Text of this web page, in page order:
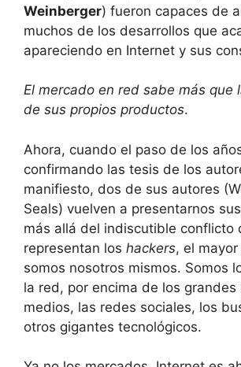
Weinberger) fueron capaces de
muchos de los desarrollos que
apareciendo en Internet y sus
El mercado en red sabe más que
de sus propios productos.
Ahora, cuando el paso de los
confirmando las tesis de los
manifiesto, dos de sus autores
Seals) vuelven a presentarnos
más allá del indiscutible conflicto
representan los hackers, el
somos nosotros mismos. Somos
la red, por encima de los grandes
medios, las redes sociales, los
otros gigantes tecnológicos.